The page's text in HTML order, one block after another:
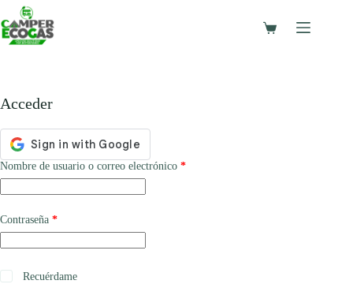
Saltar
al
contenido
Carro
Acceder
Nombre de usuario o correo electrónico *Obligatorio
Contraseña *Obligatorio
Recuérdame